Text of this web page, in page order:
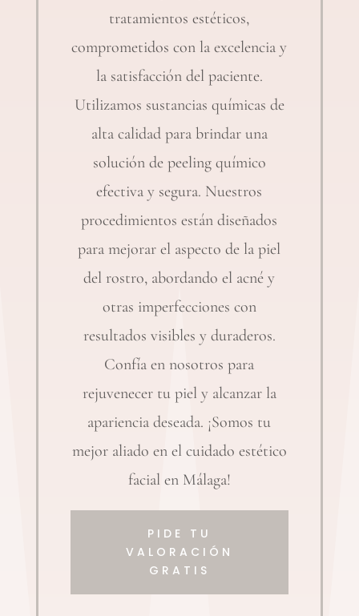
tratamientos estéticos,
comprometidos con la excelencia y
la satisfacción del paciente.
Utilizamos sustancias químicas de
alta calidad para brindar una
solución de peeling químico
efectiva y segura. Nuestros
procedimientos están diseñados
para mejorar el aspecto de la piel
del rostro, abordando el acné y
otras imperfecciones con
resultados visibles y duraderos.
Confía en nosotros para
rejuvenecer tu piel y alcanzar la
apariencia deseada. ¡Somos tu
mejor aliado en el cuidado estético
facial en Málaga!
PIDE TU
VALORACIÓN
GRATIS